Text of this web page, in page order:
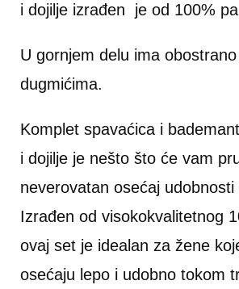
i dojilje izrađen je od 100%
U gornjem delu ima
dugmićima.
Komplet spavaćica i
i dojilje je nešto što će vam
neverovatan osećaj udobnosti
Izrađen od visokokvalitetnog
ovaj set je idealan za žene
osećaju lepo i udobno tokom